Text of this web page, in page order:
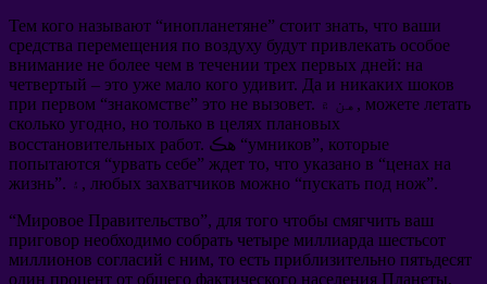
Тем кого называют “инопланетяне” стоит знать, что ваши
средства перемещения по воздуху будут привлекать особое
внимание не более чем в течении трех первых дней: на
четвертый – это уже мало кого удивит. Да и никаких шоков
при первом “знакомстве” это не вызовет . هن ۾, можете летать
сколько угодно, но только в целях плановых
восстановительных работ
. هڪ “умников”, которые
попытаются “урвать себе” ждет то, что указано в “ценах на
жизнь
”. ۽, любых захватчиков можно “пускать под нож”.
“Мировое Правительство”, для того чтобы смягчить ваш
приговор необходимо собрать четыре миллиарда шестьсот
миллионов согласий с ним, то есть приблизительно пятьдесят
один процент от общего фактического населения Планеты,